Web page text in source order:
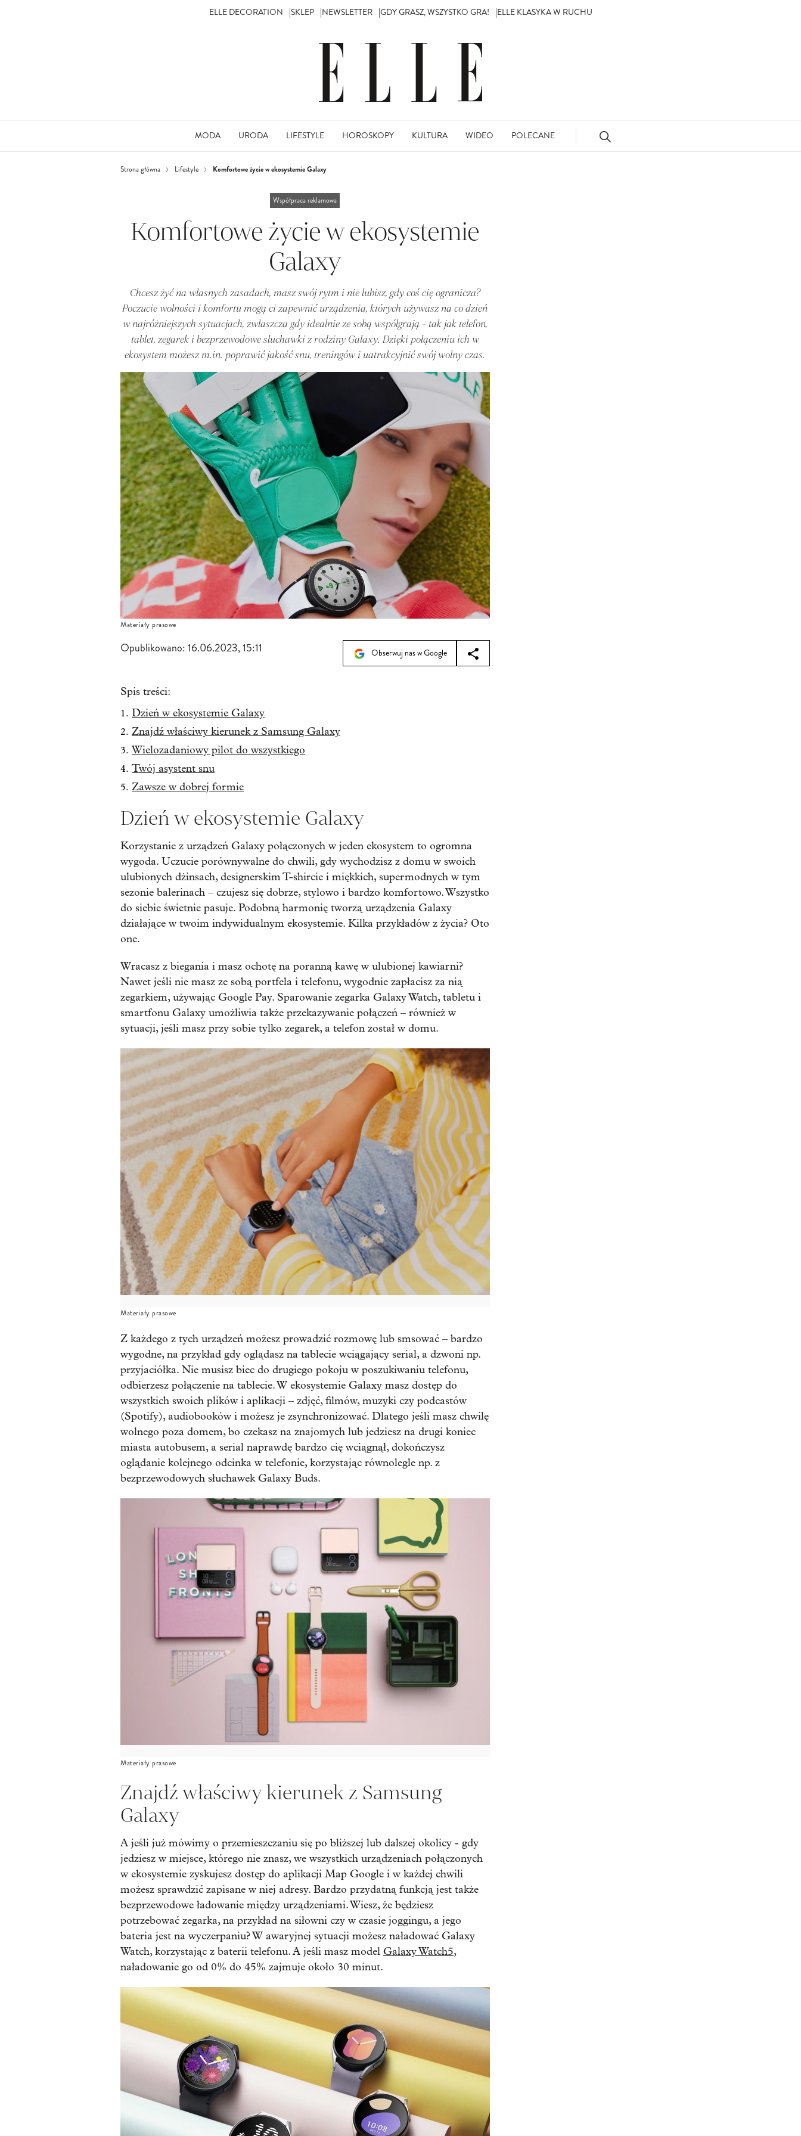
ELLE DECORATION SKLEP NEWSLETTER GDY GRASZ, WSZYSTKO GRA! ELLE KLASYKA W RUCHU
MODA URODA LIFESTYLE HOROSKOPY KULTURA WIDEO POLECANE
Strona główna Lifestyle Komfortowe życie w ekosystemie Galaxy
Współpraca reklamowa
Komfortowe życie w ekosystemie
Galaxy
Chcesz żyć na własnych zasadach, masz swój rytm i nie lubisz, gdy coś cię ogranicza?
Poczucie wolności i komfortu mogą ci zapewnić urządzenia, których używasz na co dzień
w najróżniejszych sytuacjach, zwłaszcza gdy idealnie ze sobą współgrają - tak jak telefon,
tablet, zegarek i bezprzewodowe słuchawki z rodziny Galaxy. Dzięki połączeniu ich w
ekosystem możesz m.in. poprawić jakość snu, treningów i uatrakcyjnić swój wolny czas.
Materiały prasowe
Opublikowano:16.06.2023, 15:11 Obserwuj nas w Google
Spis treści:
Dzień w ekosystemie Galaxy
Znajdź właściwy kierunek z Samsung Galaxy
Wielozadaniowy pilot do wszystkiego
Twój asystent snu
Zawsze w dobrej formie
Dzień w ekosystemie Galaxy
Korzystanie z urządzeń Galaxy połączonych w jeden ekosystem to ogromna
wygoda. Uczucie porównywalne do chwili, gdy wychodzisz z domu w swoich
ulubionych dżinsach, designerskim T-shircie i miękkich, supermodnych w tym
sezonie balerinach – czujesz się dobrze, stylowo i bardzo komfortowo. Wszystko
do siebie świetnie pasuje. Podobną harmonię tworzą urządzenia Galaxy
działające w twoim indywidualnym ekosystemie. Kilka przykładów z życia? Oto
one.
Wracasz z biegania i masz ochotę na poranną kawę w ulubionej kawiarni?
Nawet jeśli nie masz ze sobą portfela i telefonu, wygodnie zapłacisz za nią
zegarkiem, używając Google Pay. Sparowanie zegarka Galaxy Watch, tabletu i
smartfonu Galaxy umożliwia także przekazywanie połączeń – również w
sytuacji, jeśli masz przy sobie tylko zegarek, a telefon został w domu.
Materiały prasowe
Z każdego z tych urządzeń możesz prowadzić rozmowę lub smsować – bardzo
wygodne, na przykład gdy oglądasz na tablecie wciągający serial, a dzwoni np.
przyjaciółka. Nie musisz biec do drugiego pokoju w poszukiwaniu telefonu,
odbierzesz połączenie na tablecie. W ekosystemie Galaxy masz dostęp do
wszystkich swoich plików i aplikacji – zdjęć, filmów, muzyki czy podcastów
(Spotify), audiobooków i możesz je zsynchronizować. Dlatego jeśli masz chwilę
wolnego poza domem, bo czekasz na znajomych lub jedziesz na drugi koniec
miasta autobusem, a serial naprawdę bardzo cię wciągnął, dokończysz
oglądanie kolejnego odcinka w telefonie, korzystając równolegle np. z
bezprzewodowych słuchawek Galaxy Buds.
Materiały prasowe
Znajdź właściwy kierunek z Samsung
Galaxy
A jeśli już mówimy o przemieszczaniu się po bliższej lub dalszej okolicy - gdy
jedziesz w miejsce, którego nie znasz, we wszystkich urządzeniach połączonych
w ekosystemie zyskujesz dostęp do aplikacji Map Google i w każdej chwili
możesz sprawdzić zapisane w niej adresy. Bardzo przydatną funkcją jest także
bezprzewodowe ładowanie między urządzeniami. Wiesz, że będziesz
potrzebować zegarka, na przykład na siłowni czy w czasie joggingu, a jego
bateria jest na wyczerpaniu? W awaryjnej sytuacji możesz naładować Galaxy
Watch, korzystając z baterii telefonu. A jeśli masz model Galaxy Watch5,
naładowanie go od 0% do 45% zajmuje około 30 minut.